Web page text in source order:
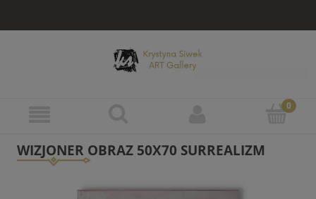
WIZJONER OBRAZ 50X70 SURREALIZM